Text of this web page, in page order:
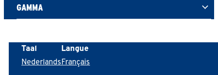
GAMMA
Taal
Nederlands
Langue
Français